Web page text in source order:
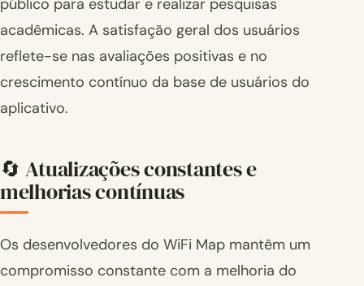
público para estudar e realizar pesquisas
acadêmicas. A satisfação geral dos usuários
reflete-se nas avaliações positivas e no
crescimento contínuo da base de usuários do
aplicativo.
🔄 Atualizações constantes e
melhorias contínuas
Os desenvolvedores do WiFi Map mantêm um
compromisso constante com a melhoria do